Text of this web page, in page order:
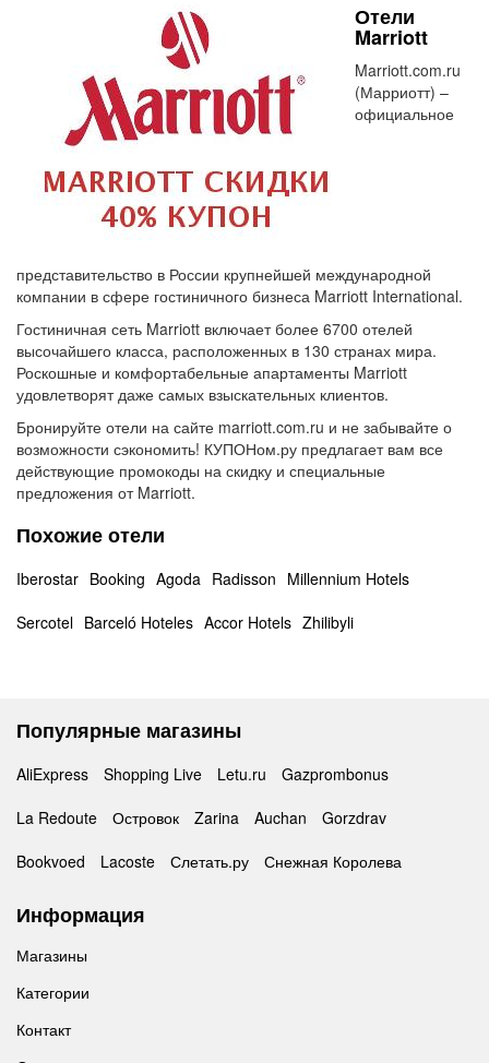
Отели
Marriott
Marriott.com.ru
(Марриотт) –
официальное
представительство в России крупнейшей международной
компании в сфере гостиничного бизнеса Marriott International.
Гостиничная сеть Marriott включает более 6700 отелей
высочайшего класса, расположенных в 130 странах мира.
Роскошные и комфортабельные апартаменты Marriott
удовлетворят даже самых взыскательных клиентов.
Бронируйте отели на сайте marriott.com.ru и не забывайте о
возможности сэкономить! КУПОНом.ру предлагает вам все
действующие промокоды на скидку и специальные
предложения от Marriott.
Похожие отели
Iberostar Booking Agoda Radisson Millennium Hotels
Sercotel Barceló Hoteles Accor Hotels Zhilibyli
Популярные магазины
AliExpress Shopping Live Letu.ru
Gazprombonus
La Redoute
Островок Zarina Auchan
Gorzdrav
Bookvoed
Lacoste Слетать.ру Снежная Королева
Информация
Магазины
Категории
Контакт